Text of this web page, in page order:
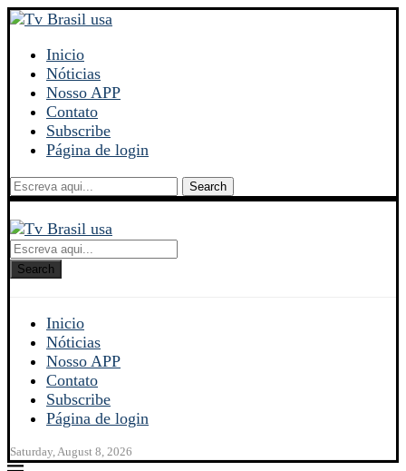
Inicio
Nóticias
Nosso APP
Contato
Subscribe
Página de login
Search
Search
Inicio
Nóticias
Nosso APP
Contato
Subscribe
Página de login
Saturday, August 8, 2026